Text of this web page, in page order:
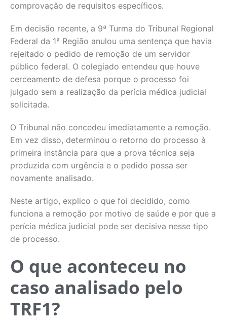
comprovação de requisitos específicos.
Em decisão recente, a 9ª Turma do Tribunal Regional
Federal da 1ª Região anulou uma sentença que havia
rejeitado o pedido de remoção de um servidor
público federal. O colegiado entendeu que houve
cerceamento de defesa porque o processo foi
julgado sem a realização da perícia médica judicial
solicitada.
O Tribunal não concedeu imediatamente a remoção.
Em vez disso, determinou o retorno do processo à
primeira instância para que a prova técnica seja
produzida com urgência e o pedido possa ser
novamente analisado.
Neste artigo, explico o que foi decidido, como
funciona a remoção por motivo de saúde e por que a
perícia médica judicial pode ser decisiva nesse tipo
de processo.
O que aconteceu no
caso analisado pelo
TRF1?